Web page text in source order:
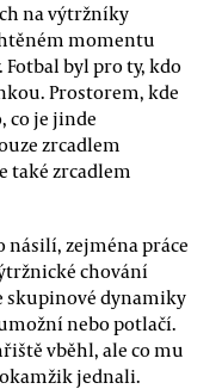
na výtržníky
momentu
byl pro ty, kdo
Prostorem, kde
co je jinde
zrcadlem
také zrcadlem
zejména práce
chování
skupinové dynamiky
nebo potlačí.
vběhl, ale co mu
jednali.